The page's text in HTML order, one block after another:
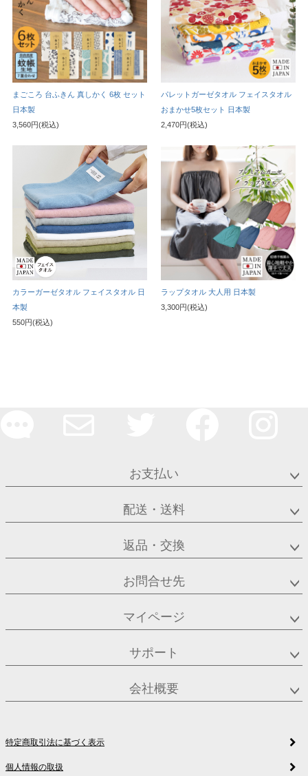
まごころ 台ふきん 真しかく 6枚 セット
日本製
3,560円(税込)
パレットガーゼタオル フェイスタオル
おまかせ5枚セット 日本製
2,470円(税込)
カラーガーゼタオル フェイスタオル 日
本製
550円(税込)
ラップタオル 大人用 日本製
3,300円(税込)
お支払い
配送・送料
返品・交換
お問合せ先
マイページ
サポート
会社概要
特定商取引法に基づく表示
個人情報の取扱